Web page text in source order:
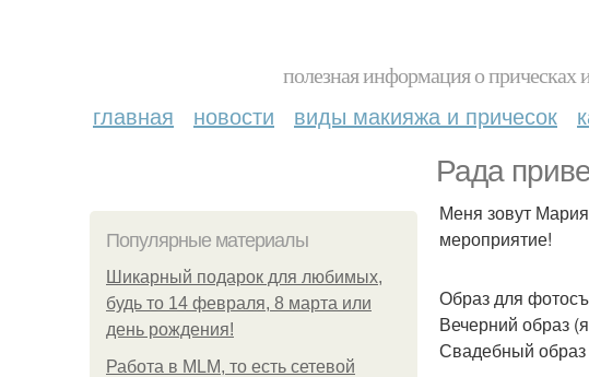
полезная информация о прическах
главная новости виды макияжа и причесок
Рада
Популярные материалы
Шикарный подарок для любимых,
будь то 14 февраля, 8 марта или
день рождения!
Работа в MLM, то есть сетевой
Меня зовут
мероприятие!
Образ для
Вечерний образ
Свадебный образ